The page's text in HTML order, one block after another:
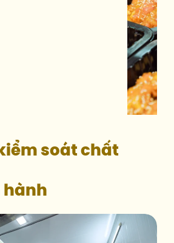
soát chất